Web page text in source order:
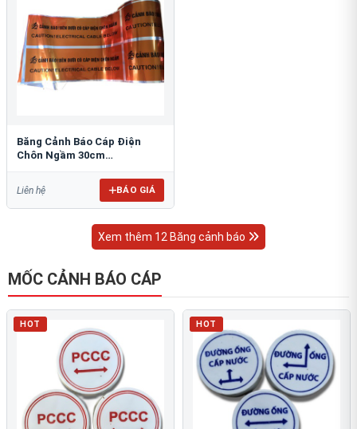
Băng Cảnh Báo Cáp Điện
Chôn Ngầm 30cm
Liên hệ BÁO GIÁ
Xem thêm 12 Băng cảnh báo
MỐC CẢNH BÁO CÁP
HOT HOT